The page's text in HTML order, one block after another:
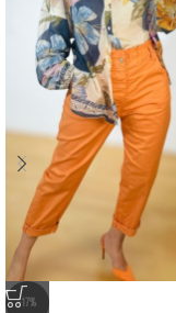
-17%